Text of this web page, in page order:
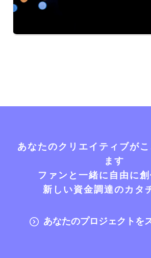
あなたのクリエイティブが
ます
ファンと一緒に自由に
新しい資金調達のカタ
あなたのプロジェクトを